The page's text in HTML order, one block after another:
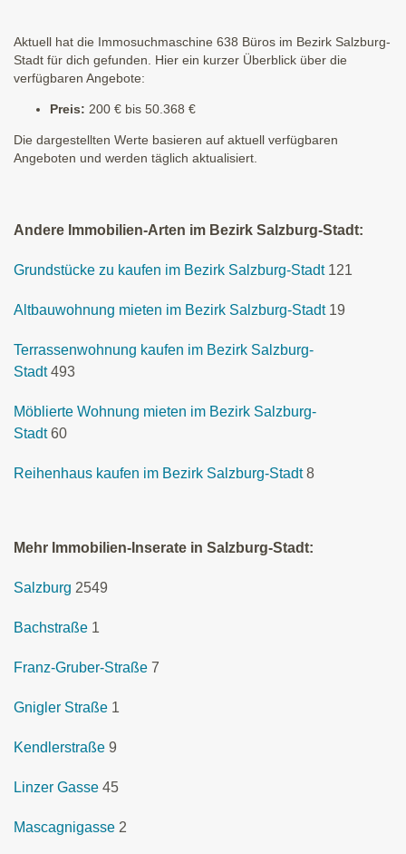
Aktuell hat die Immosuchmaschine 638 Büros im Bezirk Salzburg-
Stadt für dich gefunden. Hier ein kurzer Überblick über die
verfügbaren Angebote:
Preis: 200 € bis 50.368 €
Die dargestellten Werte basieren auf aktuell verfügbaren
Angeboten und werden täglich aktualisiert.
Andere Immobilien-Arten im Bezirk Salzburg-Stadt:
Grundstücke zu kaufen im Bezirk Salzburg-Stadt 121
Altbauwohnung mieten im Bezirk Salzburg-Stadt 19
Terrassenwohnung kaufen im Bezirk Salzburg-
Stadt 493
Möblierte Wohnung mieten im Bezirk Salzburg-
Stadt 60
Reihenhaus kaufen im Bezirk Salzburg-Stadt 8
Mehr Immobilien-Inserate in Salzburg-Stadt:
Salzburg 2549
Bachstraße 1
Franz-Gruber-Straße 7
Gnigler Straße 1
Kendlerstraße 9
Linzer Gasse 45
Mascagnigasse 2